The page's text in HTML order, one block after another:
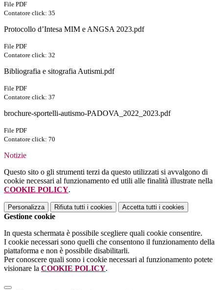
File PDF
Contatore click: 35
Protocollo d’Intesa MIM e ANGSA 2023.pdf
File PDF
Contatore click: 32
Bibliografia e sitografia Autismi.pdf
File PDF
Contatore click: 37
brochure-sportelli-autismo-PADOVA_2022_2023.pdf
File PDF
Contatore click: 70
Notizie
Questo sito o gli strumenti terzi da questo utilizzati si avvalgono di
cookie necessari al funzionamento ed utili alle finalità illustrate nella
COOKIE POLICY.
Personalizza Rifiuta tutti i cookies Accetta tutti i cookies
Gestione cookie
In questa schermata è possibile scegliere quali cookie consentire.
I cookie necessari sono quelli che consentono il funzionamento della
piattaforma e non è possibile disabilitarli.
Per conoscere quali sono i cookie necessari al funzionamento potete
visionare la COOKIE POLICY.